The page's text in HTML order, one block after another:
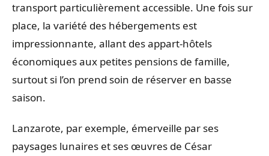
transport particulièrement accessible. Une fois sur
place, la variété des hébergements est
impressionnante, allant des appart-hôtels
économiques aux petites pensions de famille,
surtout si l’on prend soin de réserver en basse
saison.
Lanzarote, par exemple, émerveille par ses
paysages lunaires et ses œuvres de César